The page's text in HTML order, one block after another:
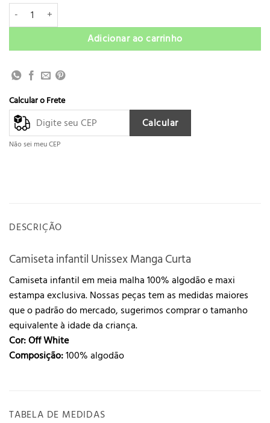
Camiseta Infantil Pistol Star Henry quantidade
Adicionar ao carrinho
Calcular o Frete
Calcular
Não sei meu CEP
DESCRIÇÃO
Camiseta infantil Unissex Manga Curta
Camiseta infantil em meia malha 100% algodão e maxi
estampa exclusiva. Nossas peças tem as medidas maiores
que o padrão do mercado, sugerimos comprar o tamanho
equivalente à idade da criança.
Cor: Off White
Composição:100% algodão
TABELA DE MEDIDAS